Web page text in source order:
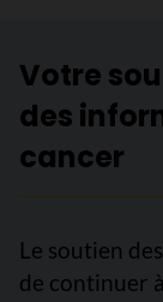
Votre
des
cancer
Le soutien
de continuer